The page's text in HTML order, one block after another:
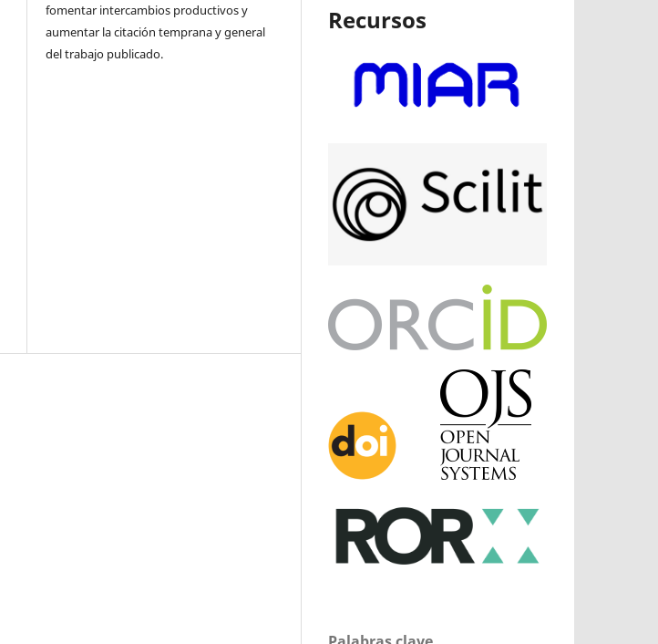
fomentar intercambios productivos y
aumentar la citación temprana y general
del trabajo publicado.
Recursos